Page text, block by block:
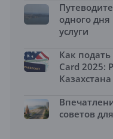
одного
услуги
Как
Card 2025:
Казахстана
советов